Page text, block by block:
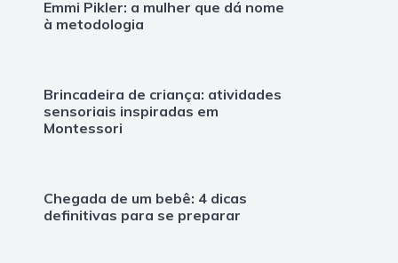
Emmi Pikler: a mulher que dá nome
à metodologia
Brincadeira de criança: atividades
sensoriais inspiradas em
Montessori
Chegada de um bebê: 4 dicas
definitivas para se preparar